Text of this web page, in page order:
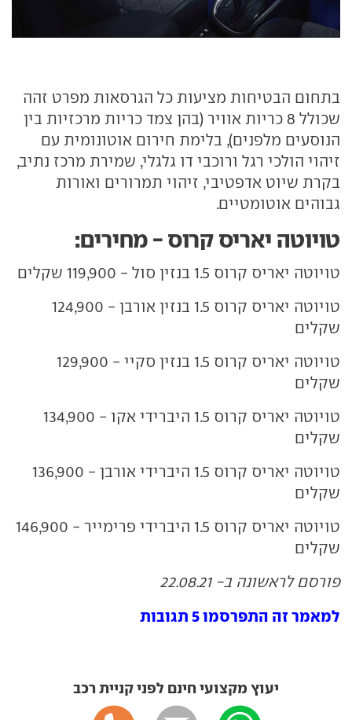
בתחום הבטיחות מציעות כל הגרסאות מפרט זהה
שכולל 8 כריות אוויר (בהן צמד כריות מרכזיות בין
הנוסעים מלפנים), בלימת חירום אוטונומית עם
זיהוי הולכי רגל ורוכבי דו גלגלי, שמירת מרכז נתיב,
בקרת שיוט אדפטיבי, זיהוי תמרורים ואורות
גבוהים אוטומטיים.
טויוטה יאריס קרוס - מחירים:
טויוטה יאריס קרוס 1.5 בנזין סול - 119,900 שקלים
טויוטה יאריס קרוס 1.5 בנזין אורבן - 124,900
שקלים
טויוטה יאריס קרוס 1.5 בנזין סקיי - 129,900
שקלים
טויוטה יאריס קרוס 1.5 היברידי אקו - 134,900
שקלים
טויוטה יאריס קרוס 1.5 היברידי אורבן - 136,900
שקלים
טויוטה יאריס קרוס 1.5 היברידי פרימייר - 146,900
שקלים
פורסם לראשונה ב- 22.08.21
למאמר זה התפרסמו 5 תגובות
יעוץ מקצועי חינם לפני קניית רכב